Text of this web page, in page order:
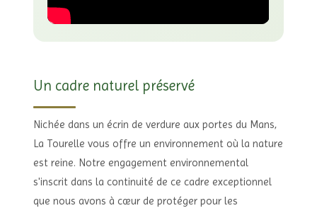
Un cadre naturel préservé
Nichée dans un écrin de verdure aux portes du Mans,
La Tourelle vous offre un environnement où la nature
est reine. Notre engagement environnemental
s'inscrit dans la continuité de ce cadre exceptionnel
que nous avons à cœur de protéger pour les